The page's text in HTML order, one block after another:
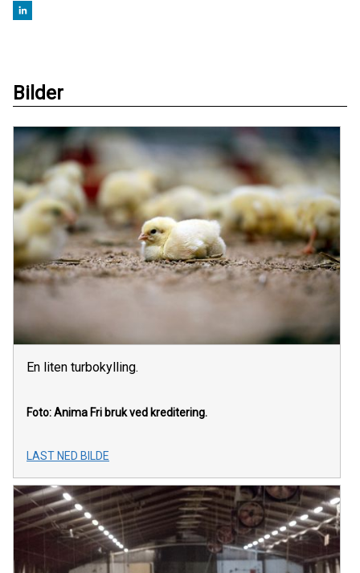
Bilder
En liten turbokylling.
Foto: Anima Fri bruk ved kreditering.
LAST NED BILDE